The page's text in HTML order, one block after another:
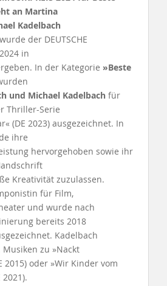
an Martina
Kadelbach
der DEUTSCHE
in
In der Kategorie »Beste
und Michael Kadelbach für
Thriller-Serie
(DE 2023) ausgezeichnet. In
ihre
hervorgehoben sowie ihr
Kreativität zuzulassen.
für Film,
und wurde nach
bereits 2018
Kadelbach
zu »Nackt
2015) oder »Wir Kinder vom
2021).